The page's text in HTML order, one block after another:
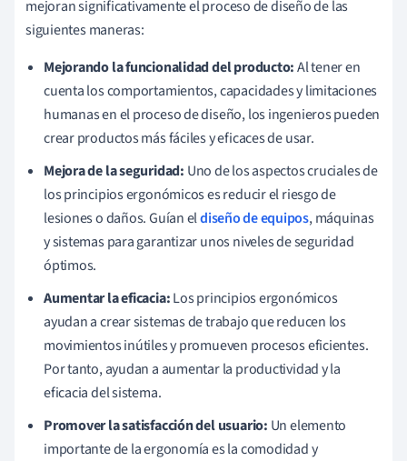
mejoran significativamente el proceso de diseño de las
siguientes maneras:
Mejorando la funcionalidad del producto:Al tener en
cuenta los comportamientos, capacidades y limitaciones
humanas en el proceso de diseño, los ingenieros pueden
crear productos más fáciles y eficaces de usar.
Mejora de la seguridad: Uno de los aspectos cruciales de
los principios ergonómicos es reducir el riesgo de
lesiones o daños. Guían eldiseño de equipos, máquinas
y sistemas para garantizar unos niveles de seguridad
óptimos.
Aumentar la eficacia:Los principios ergonómicos
ayudan a crear sistemas de trabajo que reducen los
movimientos inútiles y promueven procesos eficientes.
Por tanto, ayudan a aumentar la productividad y la
eficacia del sistema.
Promover la satisfacción del usuario: Un elemento
importante de la ergonomía es la comodidad y